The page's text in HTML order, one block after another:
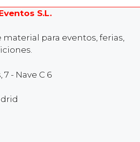
S.L.
para eventos, ferias,
- Nave C 6